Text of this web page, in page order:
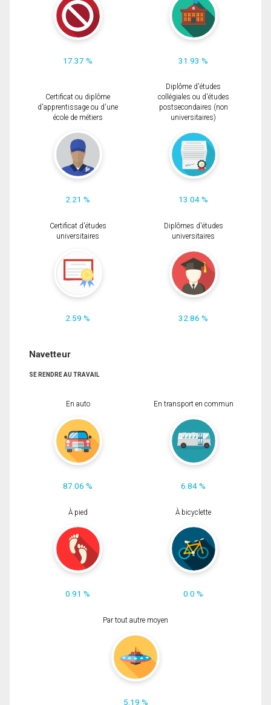
17.37 % 31.93 %
Certificat ou diplôme
d'apprentissage ou d'une
école de métiers
2.21 %
Diplôme d'études
collégiales ou d'études
postsecondaires (non
universitaires)
13.04 %
Certificat d'études
universitaires
2.59 %
Diplômes d'études
universitaires
32.86 %
Navetteur
SE RENDRE AU TRAVAIL
En auto
87.06 %
En transport en commun
6.84 %
À pied
0.91 %
À bicyclette
0.0 %
Par tout autre moyen
5.19 %